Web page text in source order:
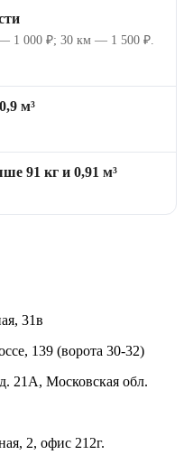
000 ₽; 30 км — 1 500 ₽.
м³
91 кг и 0,91 м³
31в
139 (ворота 30-32)
21А, Московская обл.
2, офис 212г.